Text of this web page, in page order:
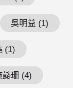
吳明益 (1)
(1)
懿珊 (4)